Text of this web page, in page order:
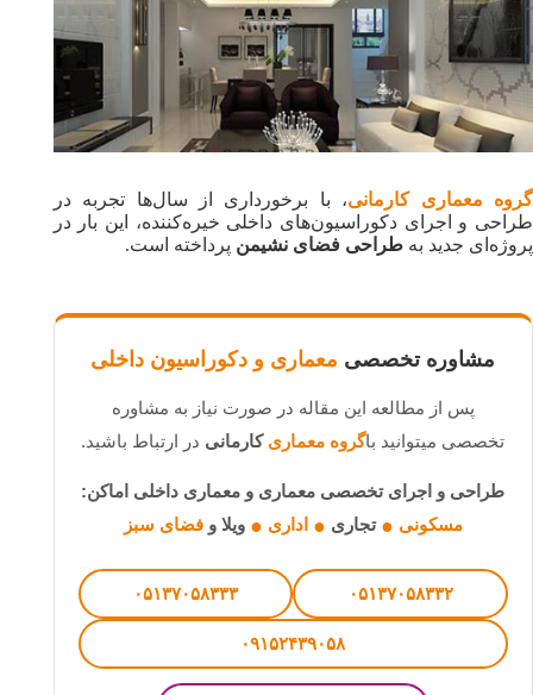
گروه معماری کارمانی، با برخورداری از سال‌ها تجربه در
طراحی و اجرای دکوراسیون‌های داخلی خیره‌کننده، این بار در
پروژه‌ای جدید به طراحی فضای نشیمن پرداخته است.
مشاوره تخصصی معماری و دکوراسیون داخلی
پس از مطالعه این مقاله در صورت نیاز به مشاوره
تخصصی میتوانید باگروه معماری کارمانی در ارتباط باشید.
طراحی و اجرای تخصصی معماری و معماری داخلی اماکن:
مسکونی ● تجاری ● اداری ● ویلا وفضای سبز
۰۵۱۳۷۰۵۸۳۳۲ ۰۵۱۳۷۰۵۸۳۳۳
۰۹۱۵۲۴۳۹۰۵۸